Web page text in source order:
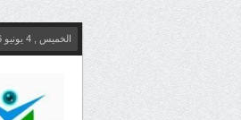
الخميس , 4 يونيو 2026